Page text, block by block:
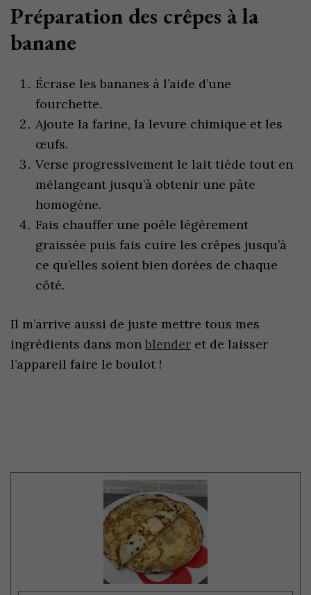
Préparation des crêpes à la
banane
Écrase les bananes à l’aide d’une
fourchette.
Ajoute la farine, la levure chimique et les
œufs.
Verse progressivement le lait tiède tout en
mélangeant jusqu’à obtenir une pâte
homogène.
Fais chauffer une poêle légèrement
graissée puis fais cuire les crêpes jusqu’à
ce qu’elles soient bien dorées de chaque
côté.
Il m’arrive aussi de juste mettre tous mes
ingrédients dans mon blender et de laisser
l’appareil faire le boulot !